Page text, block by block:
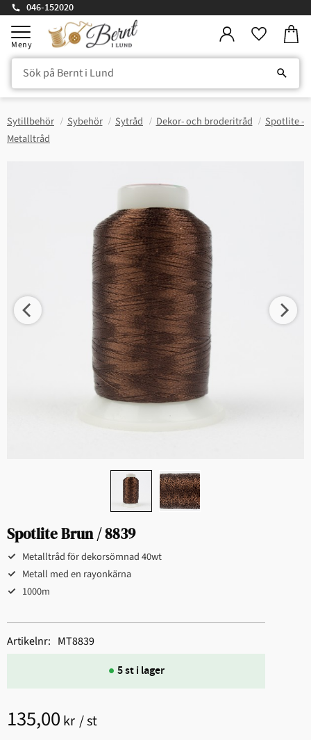
Meny
046-152020
Sytillbehör Sybehör Sytråd Dekor- och broderitråd
Spotlite -
Metalltråd
Spotlite Brun / 8839
Metalltråd för dekorsömnad 40wt
Metall med en rayonkärna
1000m
135,00 kr /st
5 st i lager
Artikelnr MT8839